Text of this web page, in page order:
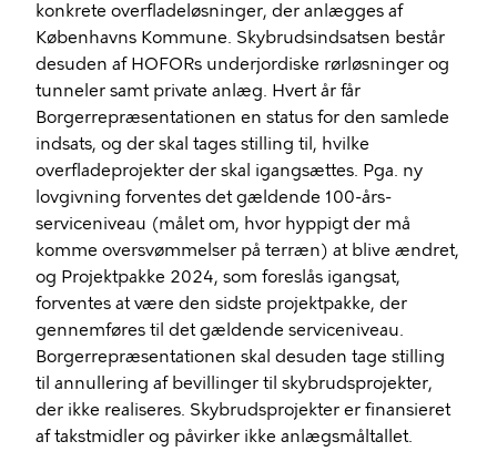
konkrete overfladeløsninger, der anlægges af
Københavns Kommune. Skybrudsindsatsen består
desuden af HOFORs underjordiske rørløsninger og
tunneler samt private anlæg. Hvert år får
Borgerrepræsentationen en status for den samlede
indsats, og der skal tages stilling til, hvilke
overfladeprojekter der skal igangsættes. Pga. ny
lovgivning forventes det gældende 100-års-
serviceniveau (målet om, hvor hyppigt der må
komme oversvømmelser på terræn) at blive ændret,
og Projektpakke 2024, som foreslås igangsat,
forventes at være den sidste projektpakke, der
gennemføres til det gældende serviceniveau.
Borgerrepræsentationen skal desuden tage stilling
til annullering af bevillinger til skybrudsprojekter,
der ikke realiseres. Skybrudsprojekter er finansieret
af takstmidler og påvirker ikke anlægsmåltallet.